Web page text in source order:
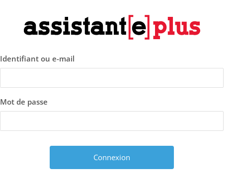
Identifiant ou e-mail
Mot de passe